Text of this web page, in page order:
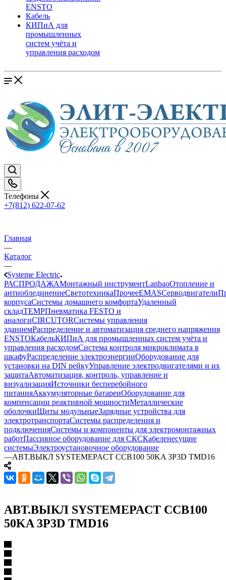
ENSTO
Кабель
КИПиА для
промышленных
систем учёта и
управления расходом
Телефоны
+7(812) 622-07-62
Главная
—
Каталог
—
Systeme Electric
РАСПРОДАЖАМонтажный инструментLanbaoОтопление и
антиоблединениеСветотехникаПрочееEMASCерводвигатели
корпусаСистемы домашнего комфортаУдаленный
складTEMPПневматика FESTO и
аналогиCIRCUTORСистемы управления
зданиемРаспределение и автоматизация среднего напряжения
ENSTOКабельКИПиА для промышленных систем учёта и
управления расходомСистема контроля микроклимата в
шкафуРаспределение электроэнергииОборудование для
установки на DIN рейкуУправление электродвигателями и их
защитаАвтоматизация, контроль, управление и
визуализацияИсточники бесперебойного
питанияАккумуляторные батареиОборудование для
компенсации реактивной мощностиМеталлические
оболочкиЩиты модульныеЗарядные устройства для
электротранспортаСистемы распределения и
подключенияСистемы и компоненты для электромонтажных
работПассивное оборудование для СКСКабеленесущие
системыЭлектроустановочное оборудование
—АВТ.ВЫКЛ SYSTEMEPACT CCB100 50KA 3P3D TMD16
АВТ.ВЫКЛ SYSTEMEPACT CCB100
50KA 3P3D TMD16